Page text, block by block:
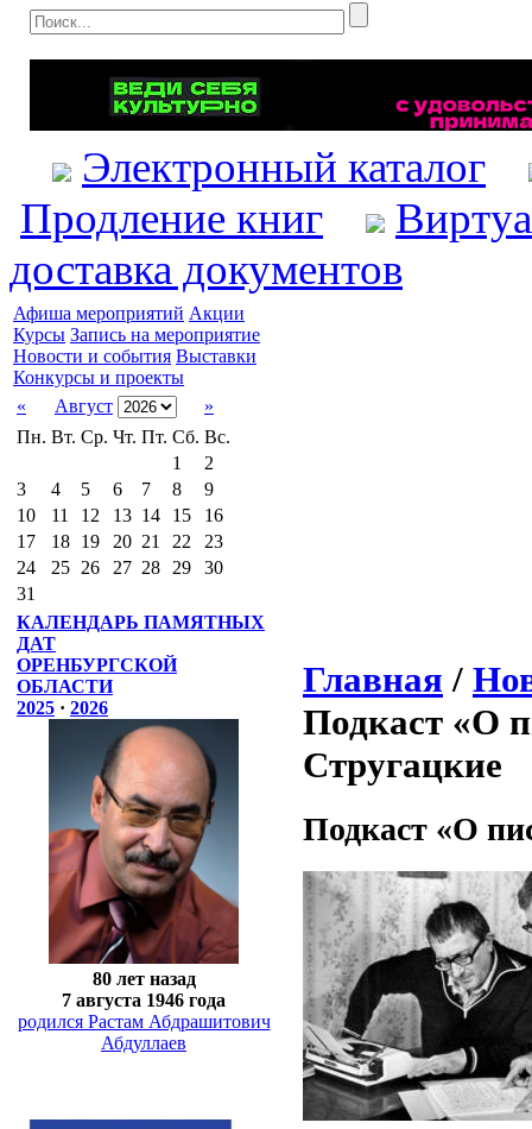
Электронный каталог
Продление книг
доставка документов
Афиша мероприятий Акции
Курсы Запись на мероприятие
Новости и события Выставки
Конкурсы и проекты
«
Август
»
Пн. Вт. Ср. Чт. Пт. Сб. Вс.
1
2
3
4 5 6 7 8
9
10
11 12 13 14 15
16
17
18 19 20 21 22
23
24
25 26 27 28 29
30
31
КАЛЕНДАРЬ ПАМЯТНЫХ
ДАТ
ОРЕНБУРГСКОЙ
ОБЛАСТИ
2025 · 2026
80 лет назад
7 августа 1946 года
родился Растам Абдрашитович
Абдуллаев
Главная /
Подкаст «О
Стругацкие
Подкаст «О